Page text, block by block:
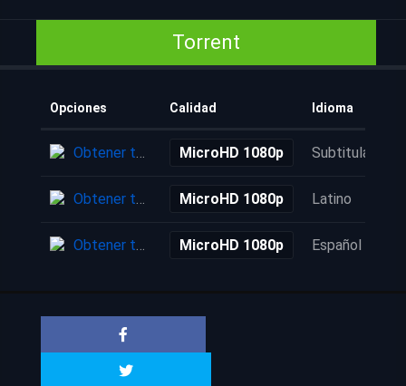
Torrent
Opciones Calidad Idioma
Obtener torrent MicroHD 1080p Subtitulada
Obtener torrent MicroHD 1080p Latino
Obtener torrent MicroHD 1080p Español